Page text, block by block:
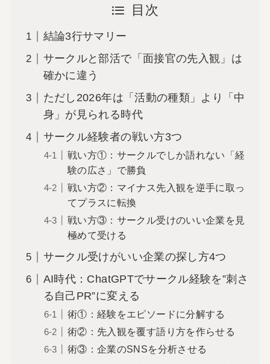
目次
結論3行サマリー
サークルと部活で「面接官の先入観」は
確かに違う
ただし2026年は「活動の種類」より「中
身」が見られる時代
サークル経験者の戦い方3つ
戦い方①：サークルでしか語れない「経
験の広さ」で勝負
戦い方②：マイナス先入観を逆手に取っ
てプラスに転換
戦い方③：サークル受けのいい企業を見
極めて受ける
サークル受けがいい企業の探し方4つ
AI時代：ChatGPTでサークル経験を”刺さ
る自己PR”に変える
術①：経験をエピソードに分解する
術②：先入観を覆す語り方を作らせる
術③：企業のSNSを分析させる